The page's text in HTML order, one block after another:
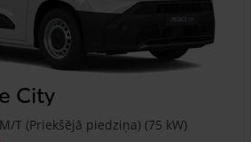
City
T (Priekšējā piedziņa) (75 kW)